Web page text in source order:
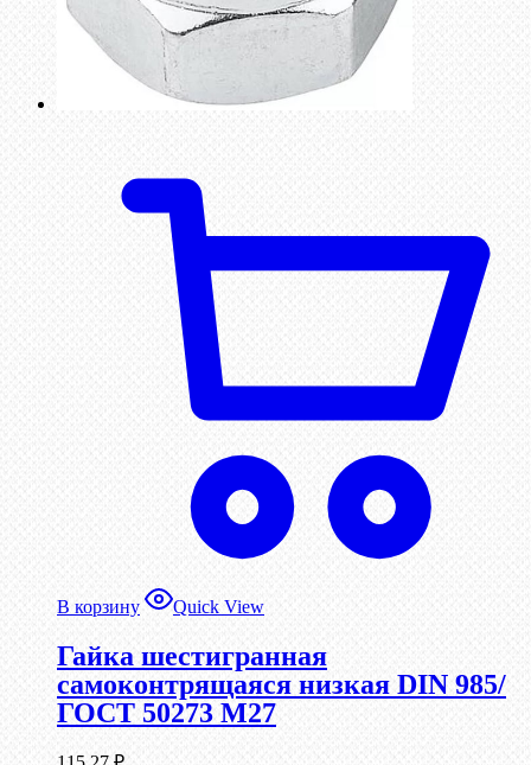
В корзину Quick View
Гайка шестигранная
самоконтрящаяся низкая DIN 985/
ГОСТ 50273 М27